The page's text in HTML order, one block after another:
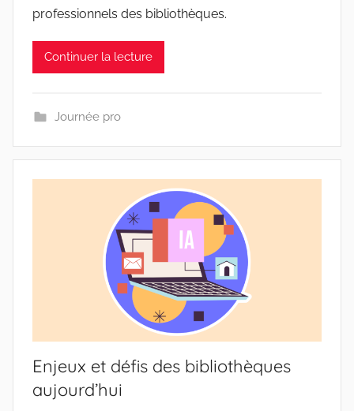
professionnels des bibliothèques.
Continuer la lecture
Journée pro
Enjeux et défis des bibliothèques
aujourd’hui